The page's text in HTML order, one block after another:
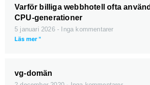
Varför billiga webbhotell ofta
CPU-generationer
5 januari 2026
Inga kommentarer
Läs mer "
vg-domän